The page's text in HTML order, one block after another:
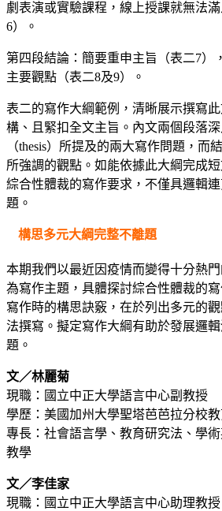
劇表演或實驗課程，線上授課就無法
6）。
第四段結論：簡要重申主旨（表二7）
主要觀點（表二8及9）。
表二的寫作大綱範例，清晰展示撰寫
構、且緊扣全文主旨。內文兩個段落
（thesis）所提及的兩大寫作問題，而
所強調的觀點。如能依據此大綱完成
綜合性體裁的寫作要求，不僅具邏輯
題。
構思多元大綱完整不離題
本期我們以最近因疫情而變得十分熱
為寫作主題，具體探討綜合性體裁的
寫作時的構思訣竅，在於列出多元的
法撰寫。擬定寫作大綱有助於發展邏
題。
文／林麗菊
現職：國立中正大學語言中心副教授
學歷：美國加州大學聖塔芭芭拉分校
專長：社會語言學、教育研究法、學
教學
文／李佳家
現職：國立中正大學語言中心助理教授